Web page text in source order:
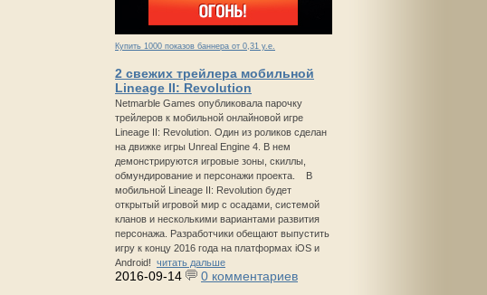
Купить 1000 показов баннера от 0,31 у.е.
2 свежих трейлера мобильной
Lineage II: Revolution
Netmarble Games опубликовала парочку
трейлеров к мобильной онлайновой игре
Lineage II: Revolution. Один из роликов сделан
на движке игры Unreal Engine 4. В нем
демонстрируются игровые зоны, скиллы,
обмундирование и персонажи проекта. В
мобильной Lineage II: Revolution будет
открытый игровой мир с осадами, системой
кланов и несколькими вариантами развития
персонажа. Разработчики обещают выпустить
игру к концу 2016 года на платформах iOS и
Android! читать дальше
2016-09-14 0 комментариев